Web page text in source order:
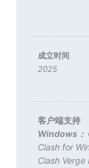
成立时间
2025
客户端支持
Windows：
Clash for
Clash Verge